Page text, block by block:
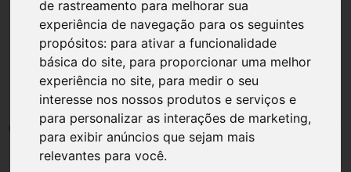
de rastreamento para melhorar sua
experiência de navegação para os seguintes
propósitos: para ativar a funcionalidade
básica do site, para proporcionar uma melhor
experiência no site, para medir o seu
interesse nos nossos produtos e serviços e
para personalizar as interações de marketing,
para exibir anúncios que sejam mais
relevantes para você.
Página inicial Brindes
Produto grátis O Boticário
promoção Amigo Secreto
por Luh Dantas 6 min leitura